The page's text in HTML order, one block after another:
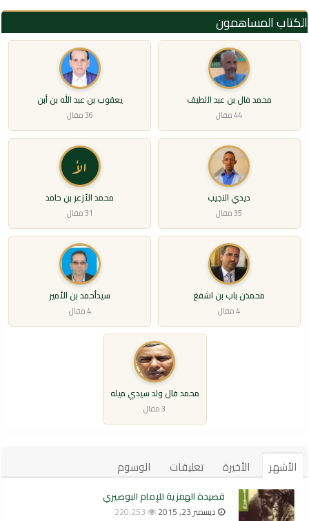
الكتاب المساهمون
محمد فال بن عبد اللطيف
44 مقال
يعقوب بن عبد الله بن أبن
36 مقال
ديدي النجيب
35 مقال
الأ
محمد الأزعر بن حامد
31 مقال
محمذن باب بن اشفغ
4 مقال
سيدأحمد بن الأمير
4 مقال
محمد فال ولد سيدي ميله
3 مقال
الأشهر الأخيرة تعليقات الوسوم
قصيدة الهمزية للإمام البوصيري
ديسمبر 23, 2015 220,253